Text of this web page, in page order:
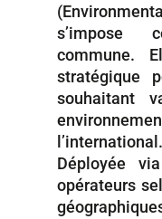
s’impose
commune.
stratégique
souhaitant
l’international.
Déployée
opérateurs